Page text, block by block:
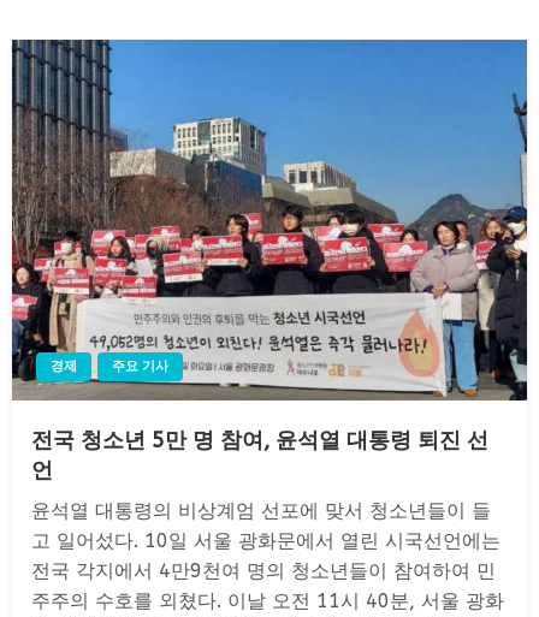
경제 주요 기사
전국 청소년 5만 명 참여, 윤석열 대통령 퇴진 선
언
윤석열 대통령의 비상계엄 선포에 맞서 청소년들이 들
고 일어섰다. 10일 서울 광화문에서 열린 시국선언에는
전국 각지에서 4만9천여 명의 청소년들이 참여하여 민
주주의 수호를 외쳤다. 이날 오전 11시 40분, 서울 광화